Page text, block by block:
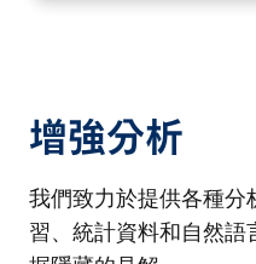
增強分析
我們致力於提供各種
習、統計資料和自然